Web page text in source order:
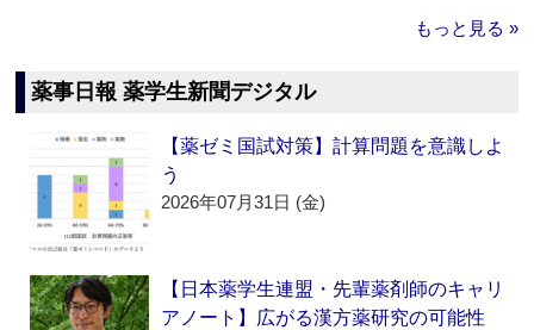
もっと見る »
薬事日報 薬学生新聞デジタル
【薬ゼミ国試対策】計算問題を意識しよ
う
2026年07月31日 (金)
【日本薬学生連盟・先輩薬剤師のキャリ
アノート】広がる漢方薬研究の可能性